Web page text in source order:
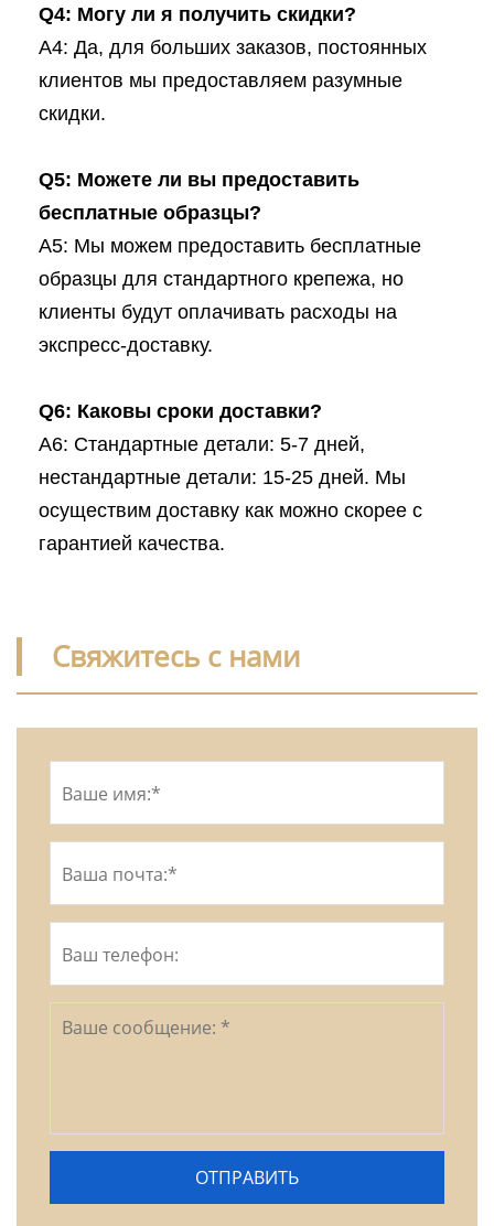
Q4: Могу ли я получить скидки?
A4: Да, для больших заказов, постоянных
клиентов мы предоставляем разумные
скидки.
Q5: Можете ли вы предоставить
бесплатные образцы?
A5: Мы можем предоставить бесплатные
образцы для стандартного крепежа, но
клиенты будут оплачивать расходы на
экспресс-доставку.
Q6: Каковы сроки доставки?
A6: Стандартные детали: 5-7 дней,
нестандартные детали: 15-25 дней. Мы
осуществим доставку как можно скорее с
гарантией качества.
Свяжитесь с нами